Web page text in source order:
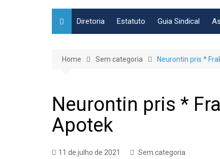
Diretoria Estatuto Guia Sindical
Home Sem categoria Neurontin pris *
Neurontin pris *
Apotek
11 de julho de 2021 Sem categoria